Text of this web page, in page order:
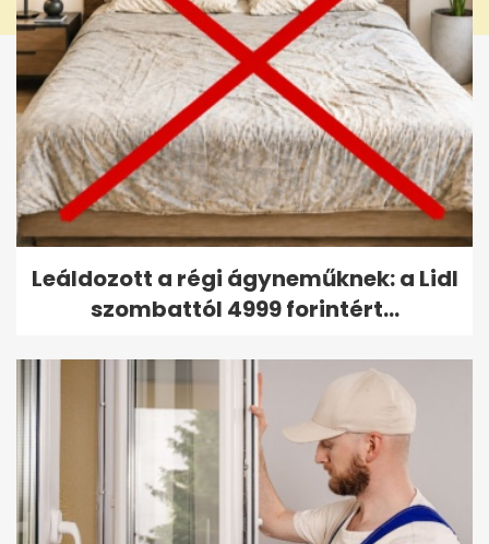
Leáldozott a régi ágyneműknek: a Lidl
szombattól 4999 forintért...